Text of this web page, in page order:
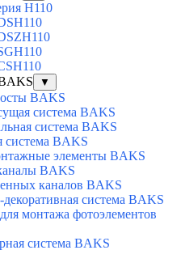
H110
▼
BAKS
система BAKS
система BAKS
система BAKS
элементы BAKS
BAKS
каналов BAKS
система BAKS
монтажа фотоэлементов
система BAKS